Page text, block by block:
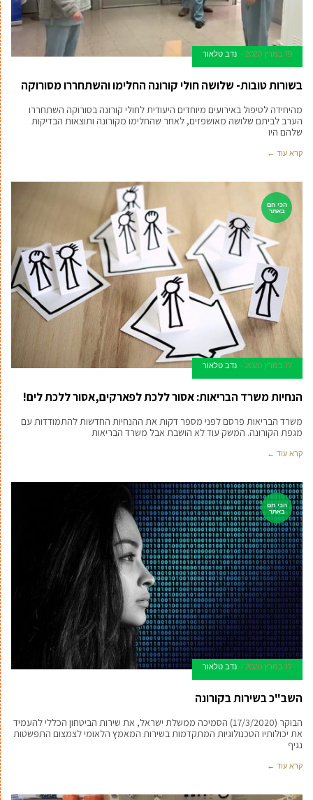
19 במרץ 2020 נדב טלאור
בשורות טובות- שלושה חולי קורונה החלימו והשתחררו מסורוקה
מהיחידה לטיפול באירועים מיוחדים היעודית לחולי קורונה בסורוקה השתחררו
הערב לביתם שלושה מאושפזים, לאחר שהחלימו מקורונה ותוצאות הבדיקות
שלהם היו
קרא עוד ←
הכי חם
באתר
17 במרץ 2020 נדב טלאור
הנחיות משרד הבריאות: אסור ללכת לפארקים,אסור ללכת לים!
משרד הבריאות פרסם לפני מספר דקות את ההנחיות החדשות להתמודדות עם
מגפת הקורונה. המשק עוד לא הושבת אבל משרד הבריאות
קרא עוד ←
הכי חם
באתר
17 במרץ 2020 נדב טלאור
השב"כ בשירות בקורונה
הבוקר (17/3/2020) הסמיכה ממשלת ישראל, את שירות הביטחון הכללי להעמיד
את יכולותיו הטכנולוגיות המתקדמות בשירות המאמץ הלאומי לצמצום התפשטות
נגיף
קרא עוד ←